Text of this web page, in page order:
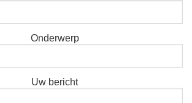
Onderwerp
Uw bericht